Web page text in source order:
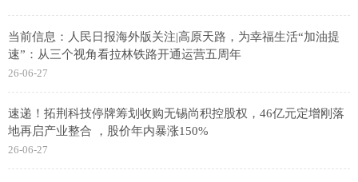
当前信息：人民日报海外版关注|高原天路，为幸福生活“加油提
速”：从三个视角看拉林铁路开通运营五周年
26-06-27
速递！拓荆科技停牌筹划收购无锡尚积控股权，46亿元定增刚落
地再启产业整合 ，股价年内暴涨150%
26-06-27